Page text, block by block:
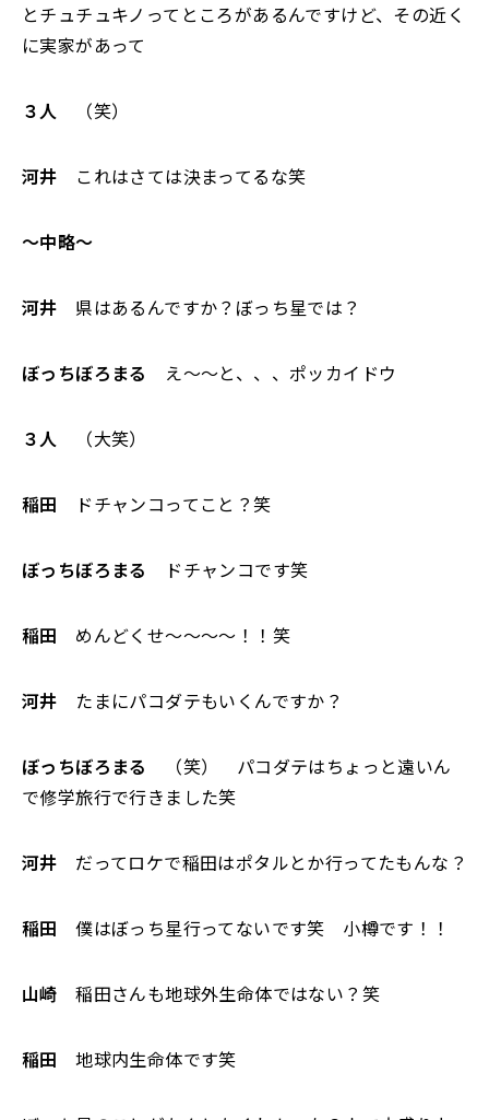
とチュチュキノってところがあるんですけど、その近く
に実家があって
３人 （笑）
河井 これはさては決まってるな笑
〜中略〜
河井 県はあるんですか？ぼっち星では？
ぼっちぼろまる え〜〜と、、、ポッカイドウ
３人 （大笑）
稲田 ドチャンコってこと？笑
ぼっちぼろまる ドチャンコです笑
稲田 めんどくせ〜〜〜〜！！笑
河井 たまにパコダテもいくんですか？
ぼっちぼろまる
（笑） パコダテはちょっと遠いん
で修学旅行で行きました笑
河井 だってロケで稲田はポタルとか行ってたもんな？
稲田 僕はぼっち星行ってないです笑 小樽です！！
山崎 稲田さんも地球外生命体ではない？笑
稲田 地球内生命体です笑